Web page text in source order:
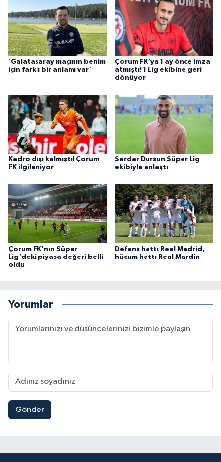
'Galatasaray maçının benim
için farklı bir anlamı var'
Çorum FK'ya 1 ay önce imza
atmıştı! 1.Lig ekibine geri
dönüyor
Kadro dışı kalmıştı! Çorum
FK ilgileniyor
Serdar Dursun Süper Lig
ekibiyle anlaştı
Çorum FK'nın Süper
Lig'deki piyasa değeri belli
oldu
Defans hattı Real Madrid,
hücum hattı Real Mardin
Yorumlar
Gönder